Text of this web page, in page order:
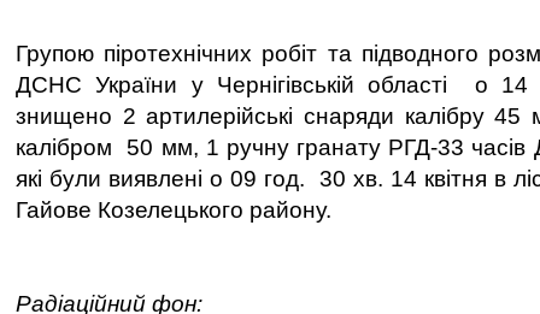
Групою піротехнічних робіт та підводного
ДСНС України у Чернігівській області о 14
знищено 2 артилерійські снаряди калібру 45
калібром 50 мм, 1 ручну гранату РГД-33 часів
які були виявлені о 09 год. 30 хв. 14 квітня в
Гайове Козелецького району.
Радіаційний фон: